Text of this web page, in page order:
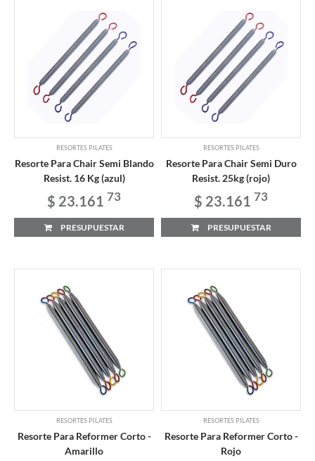
RESORTES PILATES
Resorte Para Chair Semi Blando
Resist. 16 Kg (azul)
$ 23.161 73
PRESUPUESTAR
RESORTES PILATES
Resorte Para Chair Semi Duro
Resist. 25kg (rojo)
$ 23.161 73
PRESUPUESTAR
RESORTES PILATES
Resorte Para Reformer Corto -
Amarillo
RESORTES PILATES
Resorte Para Reformer Corto -
Rojo